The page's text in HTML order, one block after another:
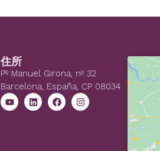
住所
Pº Manuel Girona, nº 32
Barcelona, España, CP 08034